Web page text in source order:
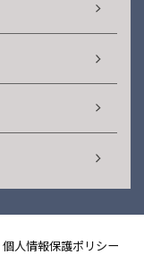
個人情報保護ポリシー